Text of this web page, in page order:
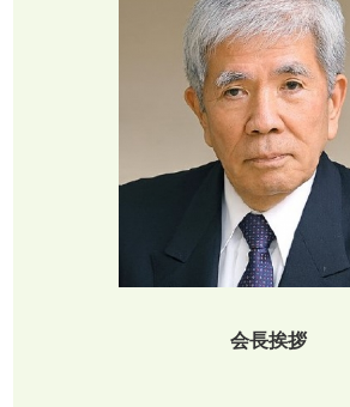
会長挨拶